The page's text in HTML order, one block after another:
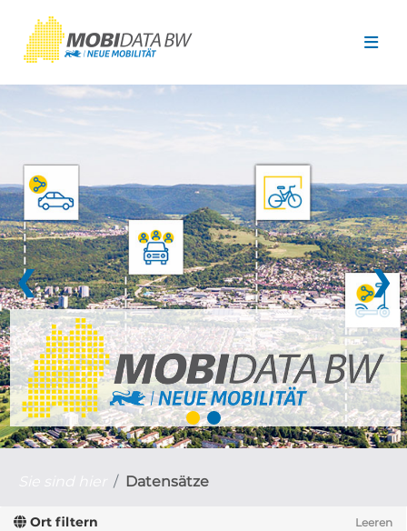
❮ ❯
Datensätze
Ort filtern Leeren